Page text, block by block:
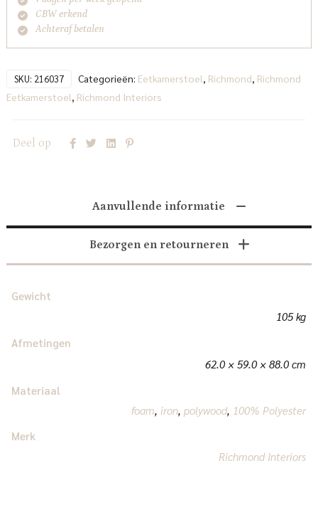
CBW erkend
Achteraf betalen
SKU: 216037 Categorieën: Eetkamerstoel, Richmond, Richmond
Eetkamerstoel, Richmond Interiors
Deel op
Aanvullende informatie
Bezorgen en retourneren
Gewicht
105 kg
Afmetingen
62.0 × 59.0 × 88.0 cm
Materiaal
foam, iron,polywood, 100% Polyester
Merk
Richmond Interiors